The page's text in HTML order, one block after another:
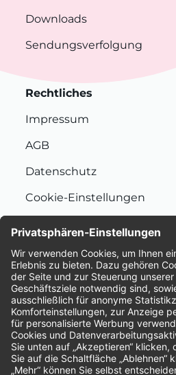
Downloads
Sendungsverfolgung
Rechtliches
Impressum
AGB
Datenschutz
Cookie-Einstellungen
Bewertungen